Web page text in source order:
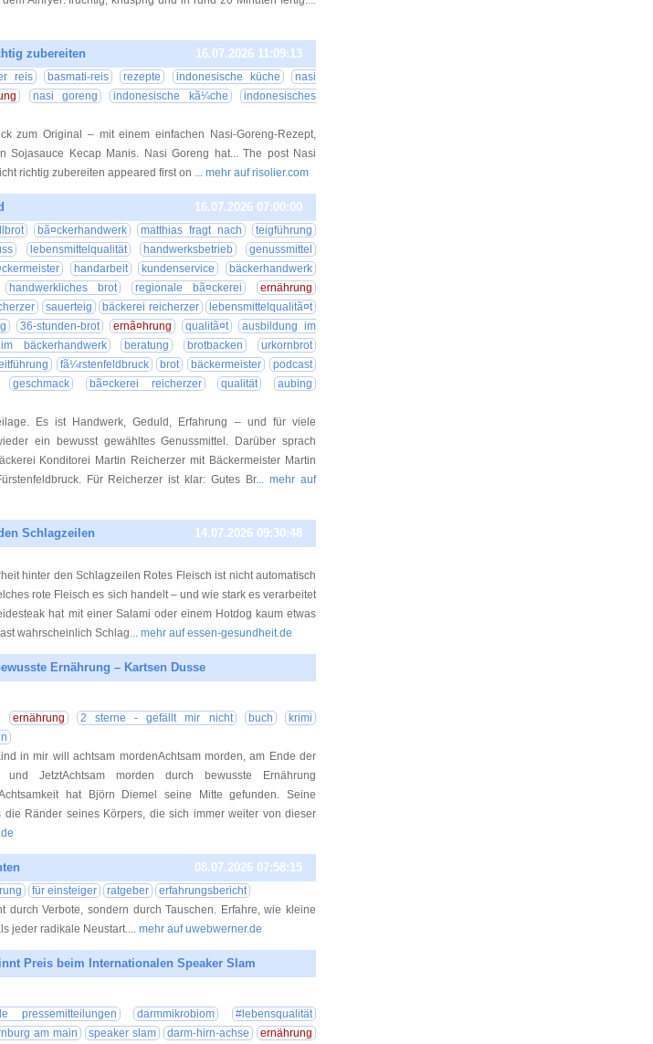
zubereiten 16.07.2026 11:09:13
reis basmati-reis rezepte indonesische küche
nasi
nasi goreng indonesische kã¼che
indonesisches
zum Original – mit einem einfachen Nasi-Goreng-Rezept,
Sojasauce Kecap Manis. Nasi Goreng hat... The post Nasi
richtig zubereiten appeared first on ... mehr auf risolier.com
16.07.2026 07:00:00
bã¤ckerhandwerk matthias fragt nach
teigführung
lebensmittelqualität handwerksbetrieb
genussmittel
handarbeit kundenservice
bäckerhandwerk
handwerkliches brot regionale bã¤ckerei
ernährung
sauerteig bäckerei reicherzer
lebensmittelqualitã¤t
36-stunden-brot ernã¤hrung qualitã¤t
ausbildung im
bäckerhandwerk beratung brotbacken
urkornbrot
fã¼rstenfeldbruck brot bäckermeister
podcast
geschmack bã¤ckerei reicherzer qualität
aubing
Es ist Handwerk, Geduld, Erfahrung – und für viele
ein bewusst gewähltes Genussmittel. Darüber sprach
Konditorei Martin Reicherzer mit Bäckermeister Martin
Für Reicherzer ist klar: Gutes Br... mehr auf
Schlagzeilen 14.07.2026 09:30:48
hinter den Schlagzeilen Rotes Fleisch ist nicht automatisch
rote Fleisch es sich handelt – und wie stark es verarbeitet
hat mit einer Salami oder einem Hotdog kaum etwas
wahrscheinlich Schlag... mehr auf essen-gesundheit.de
Ernährung – Kartsen Dusse
ernährung 2 sterne - gefällt mir nicht buch
krimi
in mir will achtsam mordenAchtsam morden, am Ende der
JetztAchtsam morden durch bewusste Ernährung
Achtsamkeit hat Björn Diemel seine Mitte gefunden. Seine
die Ränder seines Körpers, die sich immer weiter von dieser
08.07.2026 07:58:15
für einsteiger ratgeber
erfahrungsbericht
durch Verbote, sondern durch Tauschen. Erfahre, wie kleine
jeder radikale Neustart.... mehr auf uwebwerner.de
Preis beim Internationalen Speaker Slam
pressemitteilungen darmmikrobiom
#lebensqualität
am main speaker slam darm-hirn-achse ernährung